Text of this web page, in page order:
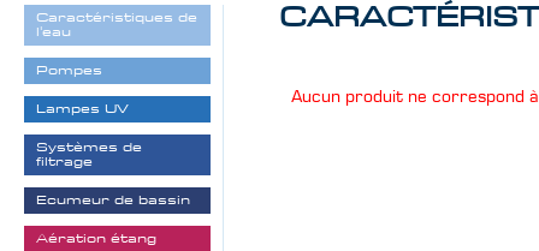
Aucun produit ne correspond
Caractéristiques de
l'eau
Pompes
Lampes UV
Systèmes de
filtrage
Ecumeur de bassin
Aération étang